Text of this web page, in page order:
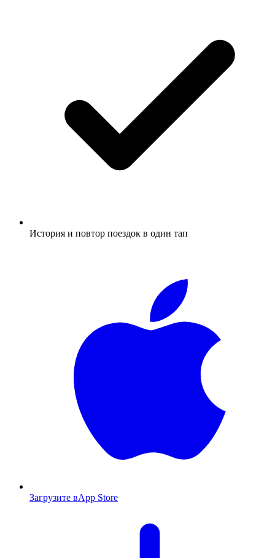
История и повтор поездок в один тап
Загрузите вApp Store